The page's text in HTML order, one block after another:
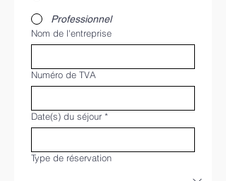
Professionnel
Nom de l'entreprise
Numéro de TVA
Date(s) du séjour *
Type de réservation